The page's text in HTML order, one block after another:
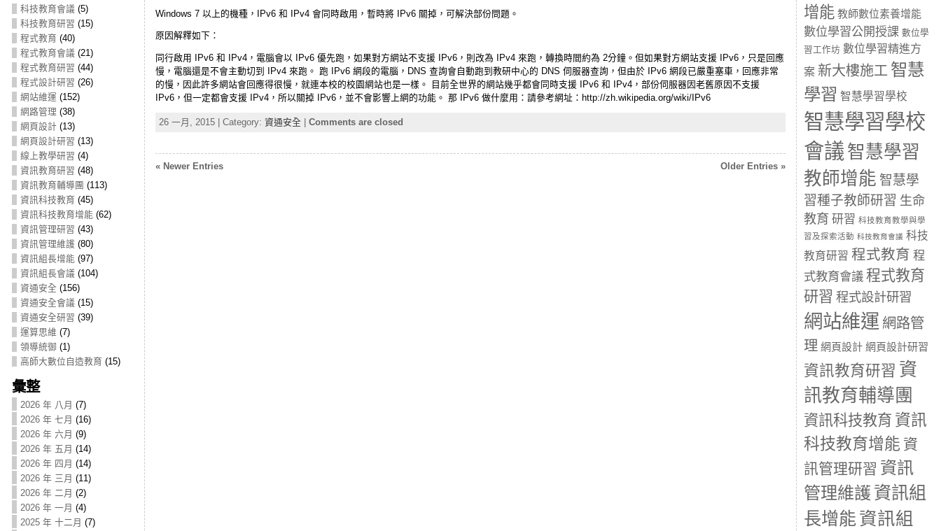
科技教育會議 (5)
科技教育研習 (15)
程式教育 (40)
程式教育會議 (21)
程式教育研習 (44)
程式設計研習 (26)
網站維運 (152)
網路管理 (38)
網頁設計(13)
網頁設計研習 (13)
線上教學研習 (4)
資訊教育研習 (48)
資訊教育輔導團 (113)
資訊科技教育 (45)
資訊科技教育增能(62)
資訊管理研習 (43)
資訊管理維護(80)
資訊組長增能(97)
資訊組長會議 (104)
資通安全 (156)
資通安全會議 (15)
資通安全研習 (39)
運算思維 (7)
領導統御 (1)
高師大數位自造教育 (15)
彙整
2026 年 八月 (7)
2026 年 七月 (16)
2026 年 六月 (9)
2026 年 五月 (14)
2026 年 四月 (14)
2026 年 三月 (11)
2026 年 二月 (2)
2026 年 一月 (4)
2025 年 十二月 (7)
Windows 7 以上的機種，IPv6 和 IPv4 會同時啟用，暫時將 IPv6 關掉，可解決部份問題。
原因解釋如下：
同行啟用 IPv6 和 IPv4，電腦會以 IPv6 優先跑，如果對方網站不支援 IPv6，則改為 IPv4 來跑，轉換時間約為 2分鐘。但如果對方網站支援 IPv6，只是回應
慢，電腦還是不會主動切到 IPv4 來跑。 跑 IPv6 網段的電腦，DNS 查詢會自動跑到教研中心的 DNS 伺服器查詢，但由於 IPv6 網段已嚴重塞車，回應非常
的慢，因此許多網站會回應得很慢，就連本校的校園網站也是一樣。 目前全世界的網站幾乎都會同時支援 IPv6 和 IPv4，部份伺服器因老舊原因不支援
IPv6，但一定都會支援 IPv4，所以關掉 IPv6，並不會影響上網的功能。 那 IPv6 做什麼用：請參考網址：http://zh.wikipedia.org/wiki/IPv6
26 一月, 2015 | Category: 資通安全 Comments are closed
« Newer Entries Older Entries »
增能 教師數位素養增能
數位學習公開授課 數位學
習工作坊 數位學習精進方
案 新大樓施工 智慧
學習 智慧學習學校
智慧學習學校
會議 智慧學習
教師增能 智慧學
習種子教師研習 生命
教育 研習 科技教育教學與學
習及探索活動 科技教育會議 科技
教育研習 程式教育 程
式教育會議 程式教育
研習 程式設計研習
網站維運 網路管
理 網頁設計 網頁設計研習
資訊教育研習 資
訊教育輔導團
資訊科技教育 資訊
科技教育增能 資
訊管理研習 資訊
管理維護 資訊組
長增能資訊組